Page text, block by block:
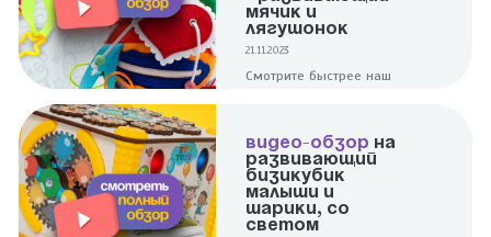
МЯЧИК И
ЛЯГУШОНОК
21.11.2023
Смотрите быстрее наш
мини мячики -
Развивающий и
Лягушонок!
ВИДЕО-ОБЗОР НА
РАЗВИВАЮЩИЙ
БИЗИКУБИК
МАЛЫШИ И
ШАРИКИ, СО
СВЕТОМ